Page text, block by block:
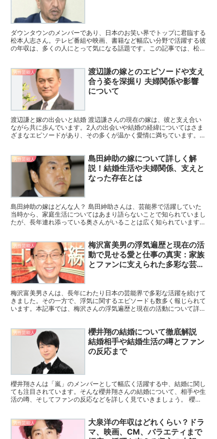
ダウンタウンのメンバーであり、日本のお笑い界でトップに君臨する
松本人志さん。テレビ番組や映画、書籍など幅広い分野で活躍する彼
の年収は、多くの人にとって気になる話題です。この記事では、松本
男性芸能人
渡辺謙の嫁とのエピソードや支え
合う姿を深掘り 夫婦関係や影響
について
渡辺謙と嫁の出会いと結婚 渡辺謙さんの現在の嫁は、彼と支え合い
ながら共に歩んでいます。2人の出会いや結婚の経緯についてはさま
ざまなエピソードがあり、その多くが温かく愛情に満ちています。人
男性芸能人
島田紳助の嫁について詳しく解
説！結婚生活や夫婦関係、支えと
なった存在とは
島田紳助の嫁はどんな人？ 島田紳助さんは、芸能界で活躍していた
当時から、家庭生活についてはあまり語らないことで知られていまし
たが、長年連れ添っている奥さんがいることは広く知られています。
男性芸能人
梅沢富美男の浮気遍歴と現在の活
動で見せる愛と仕事の真実：家族
とファンに支えられた多彩な芸能
梅沢富美男さんは、長年にわたり日本の芸能界で多彩な活躍を続けて
きました。その一方で、浮気に関するエピソードも数多く報じられて
います。本記事では、梅沢さんの浮気遍歴と現在の活動について詳し
男性芸能人
櫻井翔の結婚について徹底解説
結婚相手や結婚生活の噂とファン
の反応まで
櫻井翔さんは「嵐」のメンバーとして幅広く活躍する中、結婚に関し
ても注目されています。そんな櫻井翔さんの結婚について、相手や生
活の噂、そしてファンの反応などを詳しく見ていきましょう。 櫻井
男性芸能人
大泉洋の年収はどれくらい？ドラ
マ、映画、CM、バラエティまで